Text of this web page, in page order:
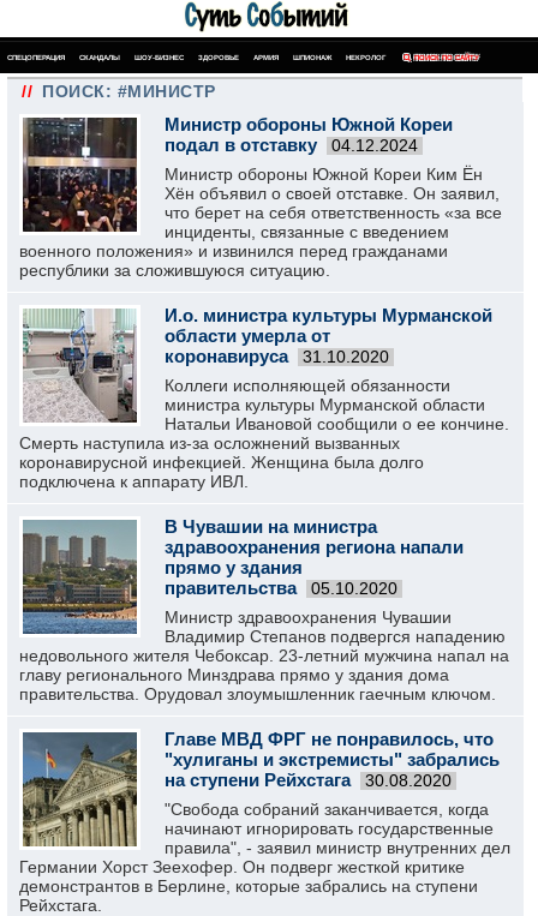
СПЕЦОПЕРАЦИЯ СКАНДАЛЫ ШОУ-БИЗНЕС ЗДОРОВЬЕ АРМИЯ ШПИОНАЖ НЕКРОЛОГ ПОИСК ПО САЙТУ
// ПОИСК: #МИНИСТР
Министр обороны Южной Кореи
подал в отставку
04.12.2024
Министр обороны Южной Кореи Ким Ён
Хён объявил о своей отставке. Он заявил,
что берет на себя ответственность «за все
инциденты, связанные с введением
военного положения» и извинился перед гражданами
республики за сложившуюся ситуацию.
И.о. министра культуры Мурманской
области умерла от
коронавируса
31.10.2020
Коллеги исполняющей обязанности
министра культуры Мурманской области
Натальи Ивановой сообщили о ее кончине.
Смерть наступила из-за осложнений вызванных
коронавирусной инфекцией. Женщина была долго
подключена к аппарату ИВЛ.
В Чувашии на министра
здравоохранения региона напали
прямо у здания
правительства
05.10.2020
Министр здравоохранения Чувашии
Владимир Степанов подвергся нападению
недовольного жителя Чебоксар. 23-летний мужчина напал на
главу регионального Минздрава прямо у здания дома
правительства. Орудовал злоумышленник гаечным ключом.
Главе МВД ФРГ не понравилось, что
"хулиганы и экстремисты" забрались
на ступени Рейхстага
30.08.2020
"Свобода собраний заканчивается, когда
начинают игнорировать государственные
правила", - заявил министр внутренних дел
Германии Хорст Зеехофер. Он подверг жесткой критике
демонстрантов в Берлине, которые забрались на ступени
Рейхстага.